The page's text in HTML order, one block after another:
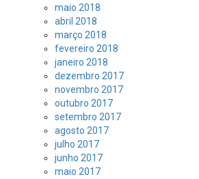
maio 2018
abril 2018
março 2018
fevereiro 2018
janeiro 2018
dezembro 2017
novembro 2017
outubro 2017
setembro 2017
agosto 2017
julho 2017
junho 2017
maio 2017